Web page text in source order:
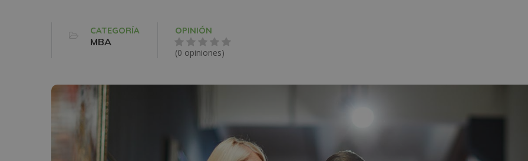
CATEGORÍA
MBA
OPINIÓN
(0 opiniones)